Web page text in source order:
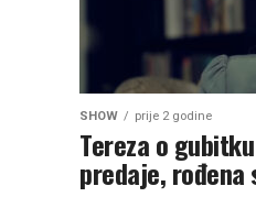
SHOW prije 2 godine
Tereza o
predaje, rođena